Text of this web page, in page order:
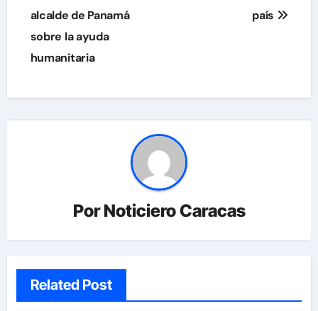
alcalde de Panamá
sobre la ayuda
humanitaria
país
PorNoticiero Caracas
Related Post